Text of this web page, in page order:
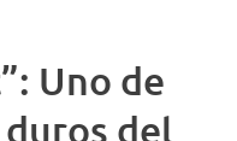
Uno de
del